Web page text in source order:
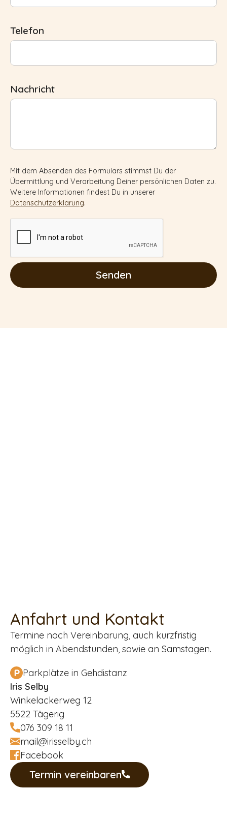
Telefon
Nachricht
Mit dem Absenden des Formulars stimmst Du der
Übermittlung und Verarbeitung Deiner persönlichen Daten zu.
Weitere Informationen findest Du in unserer
Datenschutzerklärung.
Anfahrt und Kontakt
Termine nach Vereinbarung, auch kurzfristig
möglich in Abendstunden, sowie an Samstagen.
Parkplätze in Gehdistanz
Iris Selby
Winkelackerweg 12
5522 Tägerig
076 309 18 11
mail@irisselby.ch
Facebook
Termin vereinbaren